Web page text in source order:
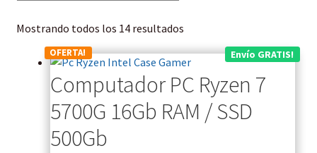
Mostrando todos los 14 resultados
OFERTA! Envío GRATIS!
Computador PC Ryzen 7
5700G 16Gb RAM / SSD
500Gb